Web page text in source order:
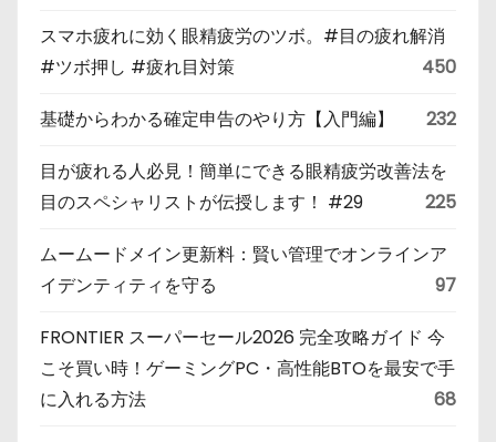
スマホ疲れに効く眼精疲労のツボ。#目の疲れ解消
#ツボ押し #疲れ目対策
450
基礎からわかる確定申告のやり方【入門編】 232
目が疲れる人必見！簡単にできる眼精疲労改善法を
目のスペシャリストが伝授します！ #29
225
ムームードメイン更新料：賢い管理でオンラインア
イデンティティを守る
97
FRONTIER スーパーセール2026 完全攻略ガイド 今
こそ買い時！ゲーミングPC・高性能BTOを最安で手
に入れる方法
68